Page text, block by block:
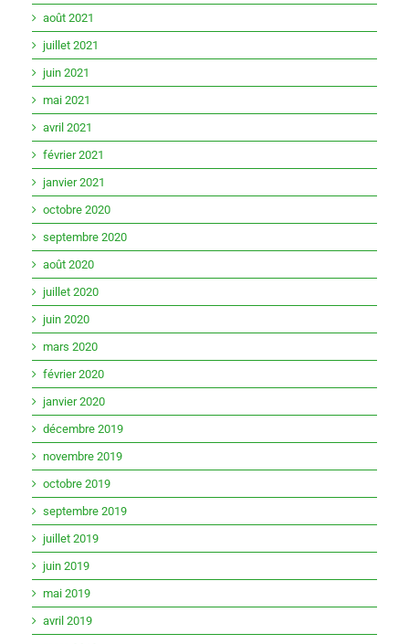
août 2021
juillet 2021
juin 2021
mai 2021
avril 2021
février 2021
janvier 2021
octobre 2020
septembre 2020
août 2020
juillet 2020
juin 2020
mars 2020
février 2020
janvier 2020
décembre 2019
novembre 2019
octobre 2019
septembre 2019
juillet 2019
juin 2019
mai 2019
avril 2019